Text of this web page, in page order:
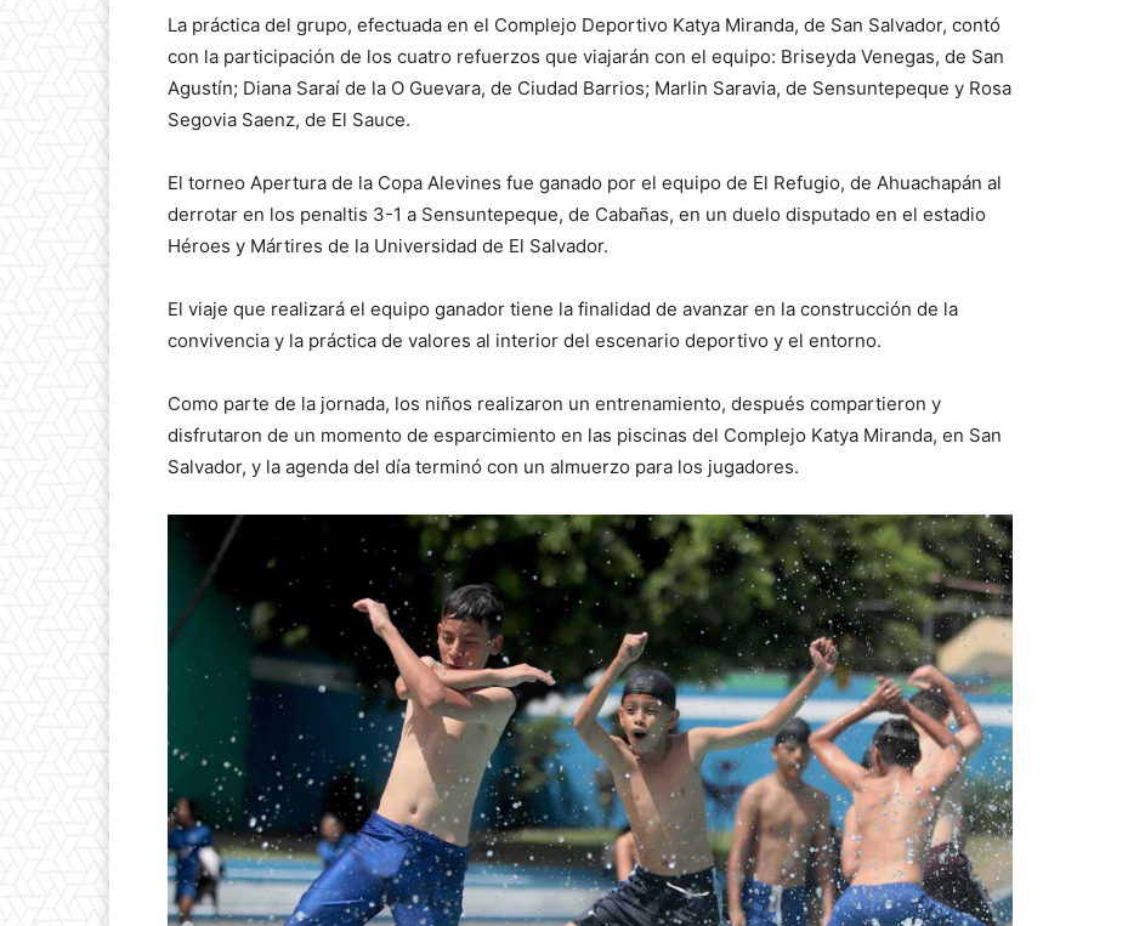
La práctica del grupo, efectuada en el Complejo Deportivo Katya Miranda, de San Salvador, contó
con la participación de los cuatro refuerzos que viajarán con el equipo: Briseyda Venegas, de San
Agustín; Diana Saraí de la O Guevara, de Ciudad Barrios; Marlin Saravia, de Sensuntepeque y Rosa
Segovia Saenz, de El Sauce.
El torneo Apertura de la Copa Alevines fue ganado por el equipo de El Refugio, de Ahuachapán al
derrotar en los penaltis 3-1 a Sensuntepeque, de Cabañas, en un duelo disputado en el estadio
Héroes y Mártires de la Universidad de El Salvador.
El viaje que realizará el equipo ganador tiene la finalidad de avanzar en la construcción de la
convivencia y la práctica de valores al interior del escenario deportivo y el entorno.
Como parte de la jornada, los niños realizaron un entrenamiento, después compartieron y
disfrutaron de un momento de esparcimiento en las piscinas del Complejo Katya Miranda, en San
Salvador, y la agenda del día terminó con un almuerzo para los jugadores.